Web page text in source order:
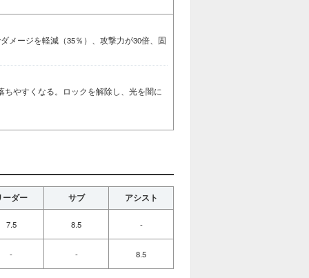
メージを軽減（35％）、攻撃力が30倍、固
やすくなる。ロックを解除し、光を闇に
ーダー サブ アシスト
7.5 8.5 -
- - 8.5